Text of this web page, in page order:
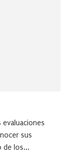
evaluaciones
sus
de los...